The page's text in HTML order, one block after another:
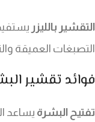
التقشير بالليزر
التصبغات العميقة
فوائد تقشير
تفتيح البشرة يساعد